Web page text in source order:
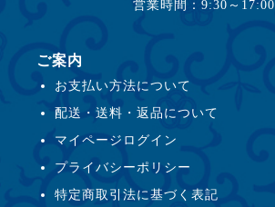
営業時間：9:30～17:00
ご案内
お支払い方法について
配送・送料・返品について
マイページログイン
プライバシーポリシー
特定商取引法に基づく表記